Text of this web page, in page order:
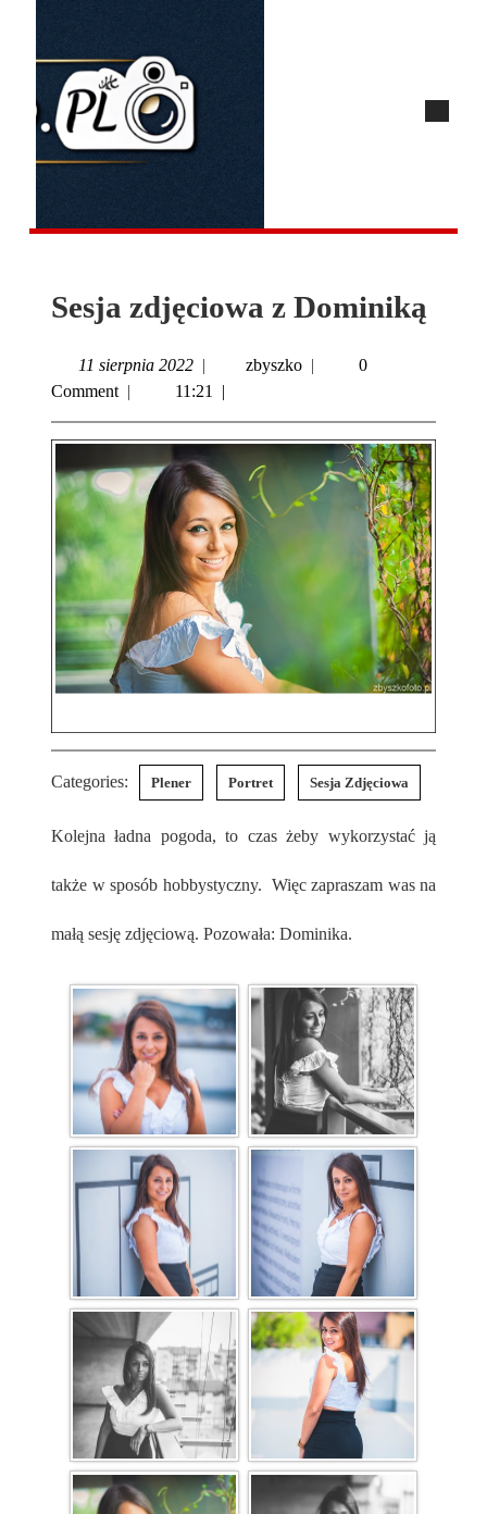
Sesja zdjęciowa z Dominiką
11 sierpnia 2022 | zbyszko |
0
Comment | 11:21 |
Categories: Plener Portret Sesja Zdjęciowa
Kolejna ładna pogoda, to czas żeby wykorzystać ją
także w sposób hobbystyczny. Więc zapraszam was na
małą sesję zdjęciową. Pozowała: Dominika.